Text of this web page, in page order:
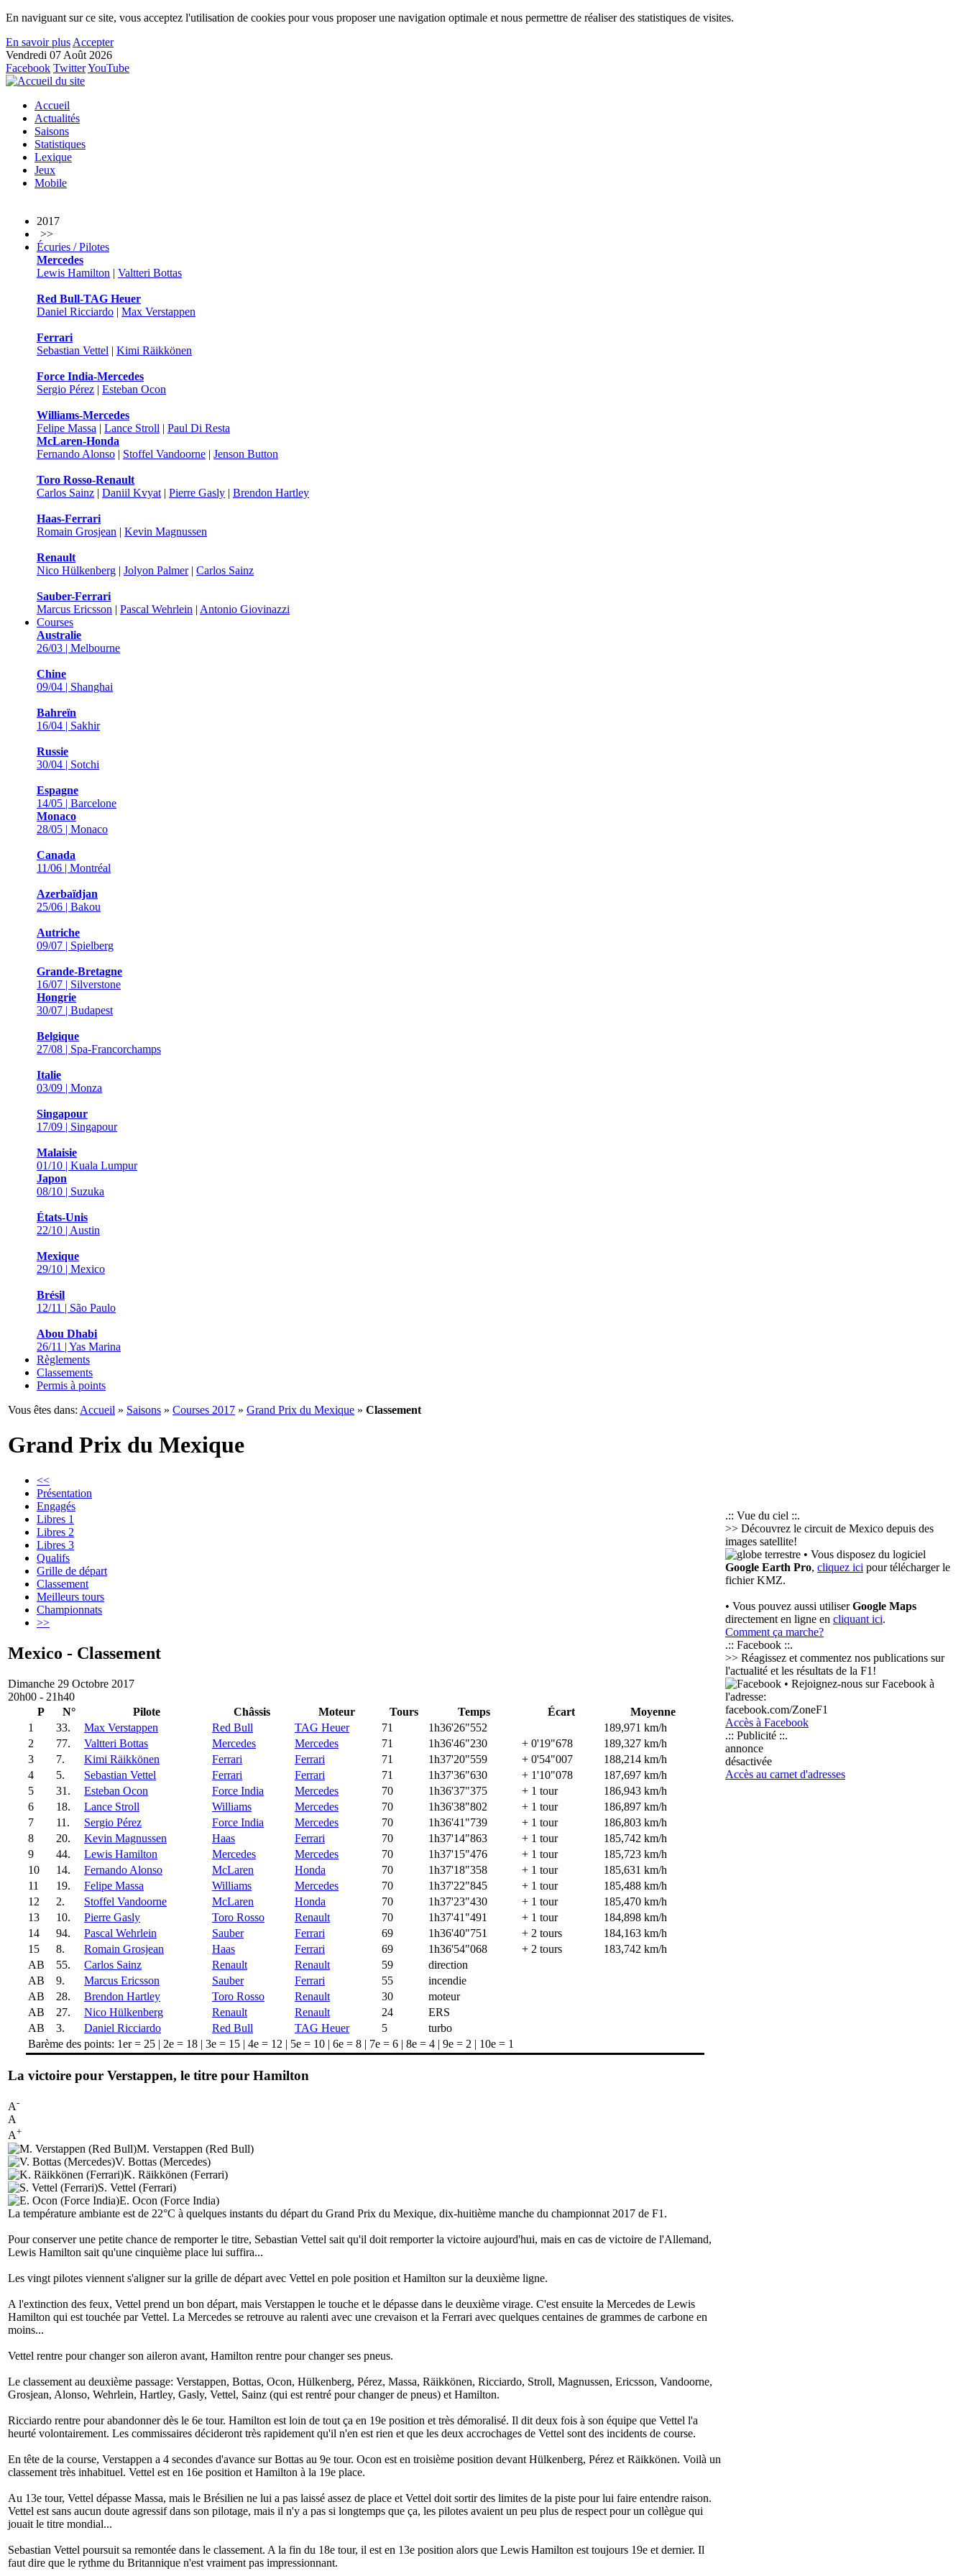
En naviguant sur ce site, vous acceptez l'utilisation de cookies pour vous proposer une navigation optimale et nous permettre de réaliser des statistiques de visites.
En savoir plus Accepter
Vendredi 07 Août 2026
Facebook TwitterYouTube
Accueil
Actualités
Saisons
Statistiques
Lexique
Jeux
Mobile
2017
>>
Écuries / Pilotes
Mercedes
Lewis Hamilton | Valtteri Bottas
Red Bull-TAG Heuer
Daniel Ricciardo | Max Verstappen
Ferrari
Sebastian Vettel | Kimi Räikkönen
Force India-Mercedes
Sergio Pérez | Esteban Ocon
Williams-Mercedes
Felipe Massa | Lance Stroll | Paul Di Resta
McLaren-Honda
Fernando Alonso | Stoffel Vandoorne | Jenson Button
Toro Rosso-Renault
Carlos Sainz | Daniil Kvyat | Pierre Gasly | Brendon Hartley
Haas-Ferrari
Romain Grosjean | Kevin Magnussen
Renault
Nico Hülkenberg | Jolyon Palmer| Carlos Sainz
Sauber-Ferrari
Marcus Ericsson | Pascal Wehrlein | Antonio Giovinazzi
Courses
Australie
26/03 | Melbourne
Chine
09/04 | Shanghai
Bahreïn
16/04 | Sakhir
Russie
30/04 | Sotchi
Espagne
14/05 | Barcelone
Monaco
28/05 | Monaco
Canada
11/06 | Montréal
Azerbaïdjan
25/06 | Bakou
Autriche
09/07 | Spielberg
Grande-Bretagne
16/07 | Silverstone
Hongrie
30/07 | Budapest
Belgique
27/08 | Spa-Francorchamps
Italie
03/09 | Monza
Singapour
17/09 | Singapour
Malaisie
01/10 | Kuala Lumpur
Japon
08/10 | Suzuka
États-Unis
22/10 | Austin
Mexique
29/10 | Mexico
Brésil
12/11 | São Paulo
Abou Dhabi
26/11 | Yas Marina
Règlements
Classements
Permis à points
Vous êtes dans: Accueil » Saisons » Courses 2017 » Grand Prix du Mexique » Classement
Grand Prix du Mexique
<<
Présentation
Engagés
Libres 1
Libres 2
Libres 3
Qualifs
Grille de départ
Classement
Meilleurs tours
Championnats
>>
Mexico - Classement
Dimanche 29 Octobre 2017
20h00 - 21h40
P
N° Pilote Châssis Moteur Tours Temps Écart
Moyenne
1
33. Max Verstappen Red Bull TAG Heuer 71 1h36'26"552
189,971 km/h
2
77. Valtteri Bottas Mercedes Mercedes 71 1h36'46"230 + 0'19"678
189,327 km/h
3
7. Kimi Räikkönen Ferrari Ferrari 71 1h37'20"559 + 0'54"007
188,214 km/h
4
5. Sebastian Vettel Ferrari Ferrari 71 1h37'36"630 + 1'10"078
187,697 km/h
5
31. Esteban Ocon Force India Mercedes 70 1h36'37"375 + 1 tour
186,943 km/h
6
18. Lance Stroll Williams Mercedes 70 1h36'38"802 + 1 tour
186,897 km/h
7
11. Sergio Pérez Force India Mercedes 70 1h36'41"739 + 1 tour
186,803 km/h
8
20. Kevin Magnussen Haas Ferrari 70 1h37'14"863 + 1 tour
185,742 km/h
9
44. Lewis Hamilton Mercedes Mercedes 70 1h37'15"476 + 1 tour
185,723 km/h
10
14. Fernando Alonso McLaren Honda 70 1h37'18"358 + 1 tour
185,631 km/h
11
19. Felipe Massa Williams Mercedes 70 1h37'22"845 + 1 tour
185,488 km/h
12
2. Stoffel Vandoorne McLaren Honda 70 1h37'23"430 + 1 tour
185,470 km/h
13
10. Pierre Gasly Toro Rosso Renault 70 1h37'41"491 + 1 tour
184,898 km/h
14
94. Pascal Wehrlein Sauber Ferrari 69 1h36'40"751 + 2 tours
184,163 km/h
15
8. Romain Grosjean Haas Ferrari 69 1h36'54"068 + 2 tours
183,742 km/h
AB
55. Carlos Sainz Renault Renault 59
direction
AB
9. Marcus Ericsson Sauber Ferrari 55
incendie
AB
28. Brendon Hartley Toro Rosso Renault 30
moteur
AB
27. Nico Hülkenberg Renault Renault 24
ERS
AB
3. Daniel Ricciardo Red Bull TAG Heuer 5
turbo
Barème des points: 1er = 25 | 2e = 18 | 3e = 15 | 4e = 12 | 5e = 10 | 6e = 8 | 7e = 6 | 8e = 4 | 9e = 2 | 10e = 1
La victoire pour Verstappen, le titre pour Hamilton
A-
A
A+
M. Verstappen (Red Bull)
V. Bottas (Mercedes)
K. Räikkönen (Ferrari)
S. Vettel (Ferrari)
E. Ocon (Force India)
La température ambiante est de 22°C à quelques instants du départ du Grand Prix du Mexique, dix-huitième manche du championnat 2017 de F1.
Pour conserver une petite chance de remporter le titre, Sebastian Vettel sait qu'il doit remporter la victoire aujourd'hui, mais en cas de victoire de l'Allemand,
Lewis Hamilton sait qu'une cinquième place lui suffira...
Les vingt pilotes viennent s'aligner sur la grille de départ avec Vettel en pole position et Hamilton sur la deuxième ligne.
A l'extinction des feux, Vettel prend un bon départ, mais Verstappen le touche et le dépasse dans le deuxième virage. C'est ensuite la Mercedes de Lewis
Hamilton qui est touchée par Vettel. La Mercedes se retrouve au ralenti avec une crevaison et la Ferrari avec quelques centaines de grammes de carbone en
moins...
Vettel rentre pour changer son aileron avant, Hamilton rentre pour changer ses pneus.
Le classement au deuxième passage: Verstappen, Bottas, Ocon, Hülkenberg, Pérez, Massa, Räikkönen, Ricciardo, Stroll, Magnussen, Ericsson, Vandoorne,
Grosjean, Alonso, Wehrlein, Hartley, Gasly, Vettel, Sainz (qui est rentré pour changer de pneus) et Hamilton.
Ricciardo rentre pour abandonner dès le 6e tour. Hamilton est loin de tout ça en 19e position et très démoralisé. Il dit deux fois à son équipe que Vettel l'a
heurté volontairement. Les commissaires décideront très rapidement qu'il n'en est rien et que les deux accrochages de Vettel sont des incidents de course.
En tête de la course, Verstappen a 4 secondes d'avance sur Bottas au 9e tour. Ocon est en troisième position devant Hülkenberg, Pérez et Räikkönen. Voilà un
classement très inhabituel. Vettel est en 16e position et Hamilton à la 19e place.
Au 13e tour, Vettel dépasse Massa, mais le Brésilien ne lui a pas laissé assez de place et Vettel doit sortir des limites de la piste pour lui faire entendre raison.
Vettel est sans aucun doute agressif dans son pilotage, mais il n'y a pas si longtemps que ça, les pilotes avaient un peu plus de respect pour un collègue qui
jouait le titre mondial...
Sebastian Vettel poursuit sa remontée dans le classement. A la fin du 18e tour, il est en 13e position alors que Lewis Hamilton est toujours 19e et dernier. Il
faut dire que le rythme du Britannique n'est vraiment pas impressionnant.
.:: Vue du ciel ::.
>> Découvrez le circuit de Mexico depuis des
images satellite!
• Vous disposez du logiciel
Google Earth Pro, cliquez ici pour télécharger le
fichier KMZ.
• Vous pouvez aussi utiliserGoogle Maps
directement en ligne en cliquant ici.
Comment ça marche?
.:: Facebook ::.
>> Réagissez et commentez nos publications sur
l'actualité et les résultats de la F1!
• Rejoignez-nous sur Facebook à
l'adresse:
facebook.com/ZoneF1
Accès à Facebook
.:: Publicité ::.
annonce
désactivée
Accès au carnet d'adresses